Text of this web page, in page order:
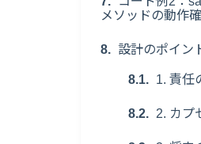
メソッドの動作
設計のポイン
1. 責任
2. カプ